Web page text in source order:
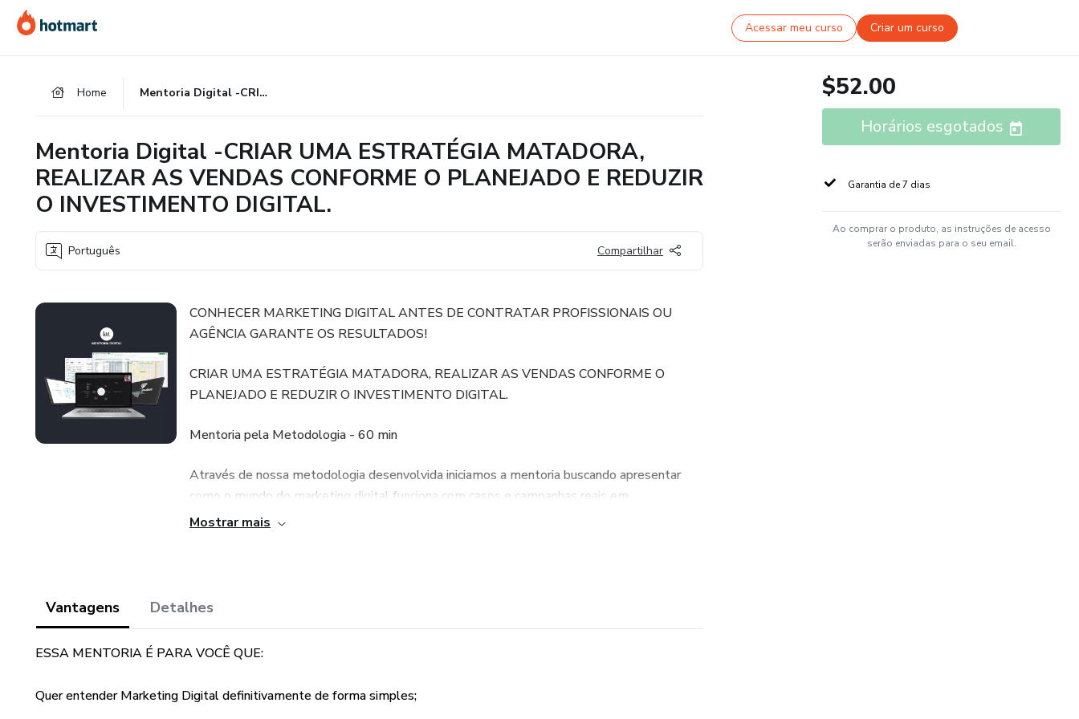
para
o
para
o
para
o
Acessar meu curso Criar um curso
Home Mentoria Digital -CRIAR UMA ESTRATÉGIA MATADORA, REALIZAR AS VENDAS CONFORME O PLANEJADO E REDUZIR O INVESTIMENTO DIGITAL.
Mentoria Digital -CRIAR UMA ESTRATÉGIA MATADORA,
REALIZAR AS VENDAS CONFORME O PLANEJADO E REDUZIR
O INVESTIMENTO DIGITAL.
Português Compartilhar
CONHECER MARKETING DIGITAL ANTES DE CONTRATAR PROFISSIONAIS OU
AGÊNCIA GARANTE OS RESULTADOS!
CRIAR UMA ESTRATÉGIA MATADORA, REALIZAR AS VENDAS CONFORME O
PLANEJADO E REDUZIR O INVESTIMENTO DIGITAL.
Mentoria pela Metodologia - 60 min
Através de nossa metodologia desenvolvida iniciamos a mentoria buscando apresentar
como o mundo do marketing digital funciona com casos e campanhas reais em
funcionamento.
respondido antes da mentoria.
Conversa e Ferramentas - 20 min
Por fim, apresentamos um leque de ferramentas de monitoramento e gestão dos seus
Mostrar mais
Vantagens Detalhes
ESSA MENTORIA É PARA VOCÊ QUE:
Quer entender Marketing Digital definitivamente de forma simples;
$52.00
Horários esgotados
Garantia de 7 dias
Ao comprar o produto, as instruções de acesso
serão enviadas para o seu email.